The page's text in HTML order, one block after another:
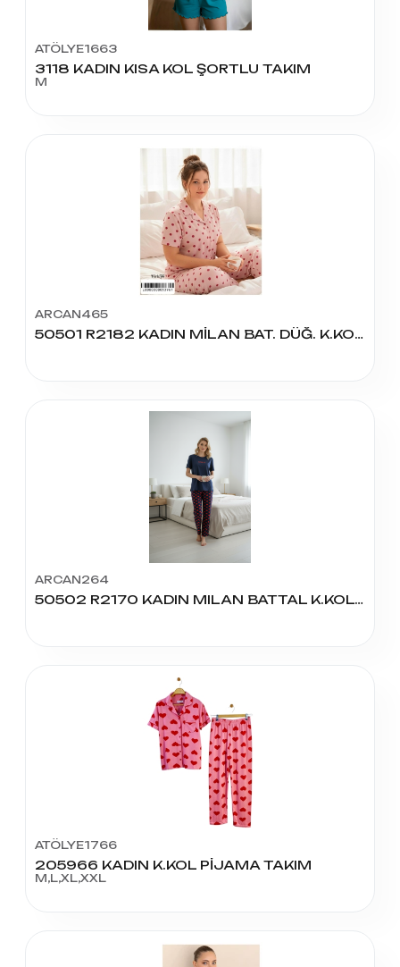
ATÖLYE1663
3118 KADIN KISA KOL ŞORTLU TAKIM
M
ARCAN465
50501 R2182 KADIN MİLAN BAT. DÜĞ. K.KOL PİJAMA TAKIM
ARCAN264
50502 R2170 KADIN MILAN BATTAL K.KOL PİJAMA TAKIM
ATÖLYE1766
205966 KADIN K.KOL PİJAMA TAKIM
M,L,XL,XXL